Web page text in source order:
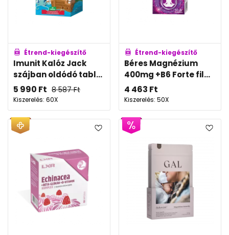
Étrend-kiegészítő
Imunit Kalóz Jack
szájban oldódó tabl...
5 990 Ft 8 587Ft
Kiszerelés: 60X
Étrend-kiegészítő
Béres Magnézium
400mg +B6 Forte fil...
4 463 Ft
Kiszerelés: 50X